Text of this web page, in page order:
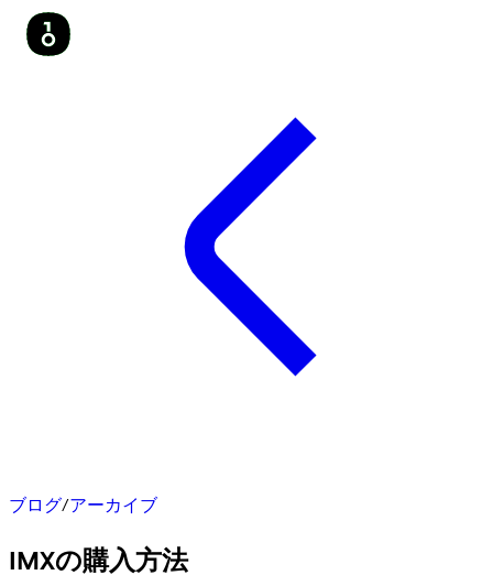
ブログ/アーカイブ
IMXの購入方法